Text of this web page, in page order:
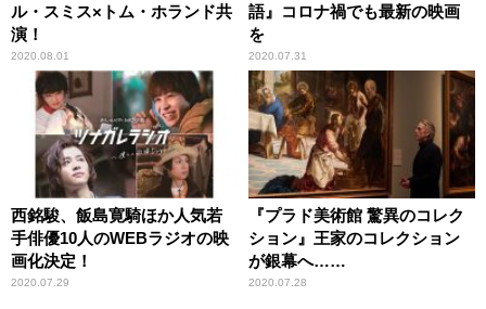
ル・スミス×トム・ホランド共
演！
2020.08.01
語』コロナ禍でも最新の映画
を
2020.07.31
西銘駿、飯島寛騎ほか人気若
手俳優10人のWEBラジオの映
画化決定！
2020.07.29
『プラド美術館 驚異のコレク
ション』王家のコレクション
が銀幕へ……
2020.07.28